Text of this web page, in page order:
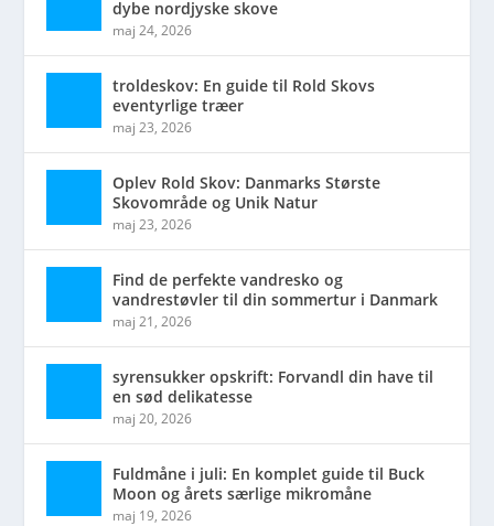
dybe nordjyske skove
maj 24, 2026
troldeskov: En guide til Rold Skovs
eventyrlige træer
maj 23, 2026
Oplev Rold Skov: Danmarks Største
Skovområde og Unik Natur
maj 23, 2026
Find de perfekte vandresko og
vandrestøvler til din sommertur i Danmark
maj 21, 2026
syrensukker opskrift: Forvandl din have til
en sød delikatesse
maj 20, 2026
Fuldmåne i juli: En komplet guide til Buck
Moon og årets særlige mikromåne
maj 19, 2026